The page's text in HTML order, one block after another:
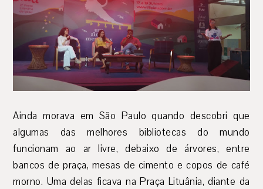
Ainda morava em São Paulo quando descobri que
algumas das melhores bibliotecas do mundo
funcionam ao ar livre, debaixo de árvores, entre
bancos de praça, mesas de cimento e copos de café
morno. Uma delas ficava na Praça Lituânia, diante da